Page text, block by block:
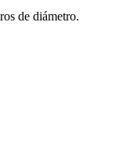
de diámetro.